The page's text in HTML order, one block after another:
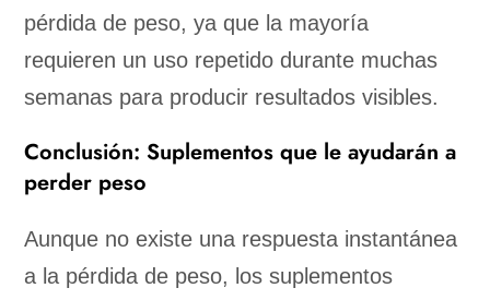
pérdida de peso, ya que la mayoría
requieren un uso repetido durante muchas
semanas para producir resultados visibles.
Conclusión: Suplementos que le ayudarán a
perder peso
Aunque no existe una respuesta instantánea
a la pérdida de peso, los suplementos